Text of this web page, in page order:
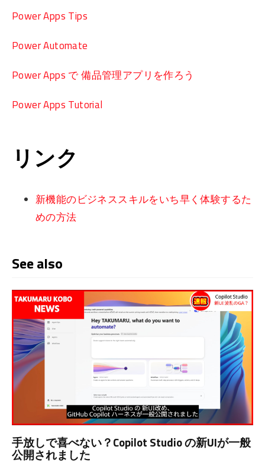
Power Apps Tips
Power Automate
Power Apps で 備品管理アプリを作ろう
Power Apps Tutorial
リンク
新機能のビジネススキルをいち早く体験するた
めの方法
See also
手放しで喜べない？Copilot Studio の新UIが一般
公開されました